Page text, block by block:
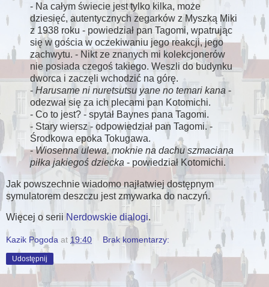
- Na całym świecie jest tylko kilka, może
dziesięć, autentycznych zegarków z Myszką Miki
z 1938 roku - powiedział pan Tagomi, wpatrując
się w gościa w oczekiwaniu jego reakcji, jego
zachwytu. - Nikt ze znanych mi kolekcjonerów
nie posiada czegoś takiego. Weszli do budynku
dworca i zaczęli wchodzić na górę.
- Harusame ni nuretsutsu yane no temari kana -
odezwał się za ich plecami pan Kotomichi.
- Co to jest? - spytał Baynes pana Tagomi.
- Stary wiersz - odpowiedział pan Tagomi. -
Środkowa epoka Tokugawa.
-Wiosenna ulewa, moknie na dachu szmaciana
piłka jakiegoś dziecka - powiedział Kotomichi.
Jak powszechnie wiadomo najłatwiej dostępnym
symulatorem deszczu jest zmywarka do naczyń.
Więcej o serii Nerdowskie dialogi.
Kazik Pogoda at 19:40 Brak komentarzy:
Udostępnij